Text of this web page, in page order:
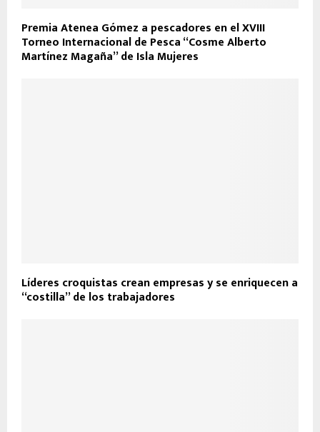
Premia Atenea Gómez a pescadores en el XVIII
Torneo Internacional de Pesca “Cosme Alberto
Martínez Magaña” de Isla Mujeres
Líderes croquistas crean empresas y se enriquecen a
“costilla” de los trabajadores